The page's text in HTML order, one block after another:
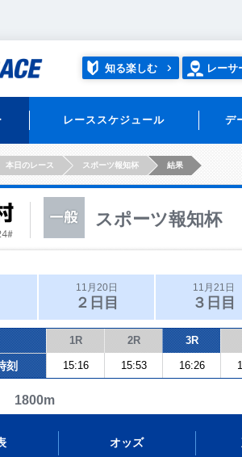
知る楽しむ レーサ
レーススケジュール デ
本日のレース スポーツ報知杯 結果
スポーツ報知杯
11月20日
２日目
11月21日
３日目
1R 2R 3R
刻 15:16 15:53 16:26
オッズ